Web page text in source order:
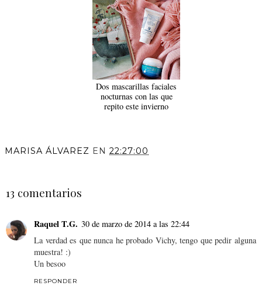
Dos mascarillas faciales
nocturnas con las que
repito este invierno
MARISA ÁLVAREZ EN 22:27:00
13 comentarios
Raquel T.G. 30 de marzo de 2014 a las 22:44
La verdad es que nunca he probado Vichy, tengo que pedir alguna
muestra! :)
Un besoo
RESPONDER